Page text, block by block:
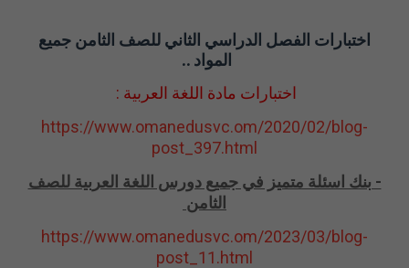
اختبارات الفصل الدراسي الثاني للصف الثامن جميع
المواد ..
اختبارات مادة اللغة العربية :
https://www.omanedusvc.om/2020/02/blog-
post_397.html
- بنك اسئلة متميز في جميع دورس اللغة العربية للصف
الثامن
https://www.omanedusvc.om/2023/03/blog-
post_11.html